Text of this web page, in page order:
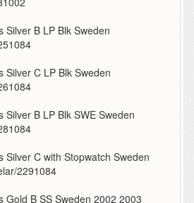
Silver B LP Blk Sweden
Silver C LP Blk Sweden
Silver B LP Blk SWE Sweden
Silver C with Stopwatch Sweden
2291084
Gold B SS Sweden 2002 2003